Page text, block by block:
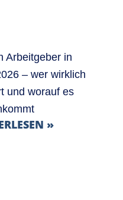
Arbeitgeber in
– wer wirklich
und worauf es
»